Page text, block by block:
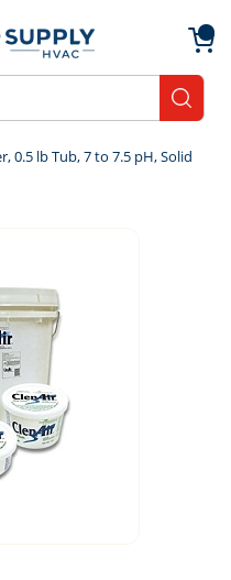
0.5 lb Tub, 7 to 7.5 pH, Solid